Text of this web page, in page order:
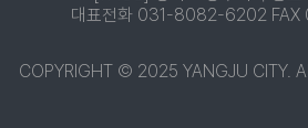
대표전화 031-8082-6202
COPYRIGHT © 2025 YANGJU CITY.